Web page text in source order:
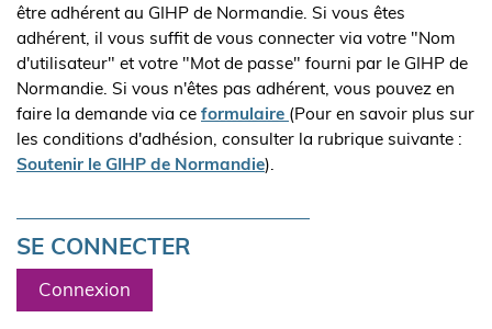
être adhérent au GIHP de Normandie. Si vous êtes
adhérent, il vous suffit de vous connecter via votre "Nom
d'utilisateur" et votre "Mot de passe" fourni par le GIHP de
Normandie. Si vous n'êtes pas adhérent, vous pouvez en
faire la demande via ce formulaire (Pour en savoir plus sur
les conditions d'adhésion, consulter la rubrique suivante :
Soutenir le GIHP de Normandie).
SE CONNECTER
Connexion